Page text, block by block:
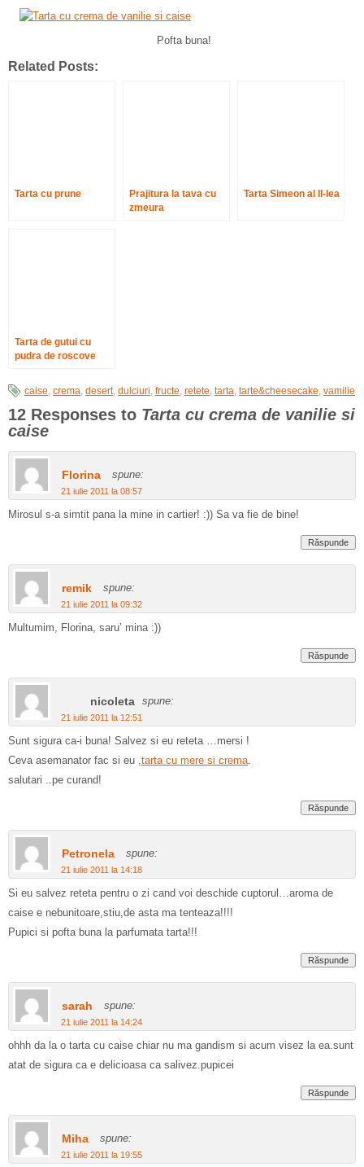
Pofta buna!
Related Posts:
Tarta cu prune
Prajitura la tava cu
zmeura
Tarta Simeon al II-lea
Tarta de gutui cu
pudra de roscove
caise, crema, desert, dulciuri, fructe, retete, tarta, tarte&cheesecake, vamilie
12 Responses to Tarta cu crema de vanilie si
caise
Florina spune:
21 iulie 2011 la 08:57
Mirosul s-a simtit pana la mine in cartier! :)) Sa va fie de bine!
Răspunde
remik spune:
21 iulie 2011 la 09:32
Multumim, Florina, saru’ mina :))
Răspunde
nicoleta spune:
21 iulie 2011 la 12:51
Sunt sigura ca-i buna! Salvez si eu reteta …mersi !
Ceva asemanator fac si eu ,tarta cu mere si crema.
salutari ..pe curand!
Răspunde
Petronela spune:
21 iulie 2011 la 14:18
Si eu salvez reteta pentru o zi cand voi deschide cuptorul…aroma de
caise e nebunitoare,stiu,de asta ma tenteaza!!!!
Pupici si pofta buna la parfumata tarta!!!
Răspunde
sarah spune:
21 iulie 2011 la 14:24
ohhh da la o tarta cu caise chiar nu ma gandism si acum visez la ea.sunt
atat de sigura ca e delicioasa ca salivez.pupicei
Răspunde
Miha spune:
21 iulie 2011 la 19:55